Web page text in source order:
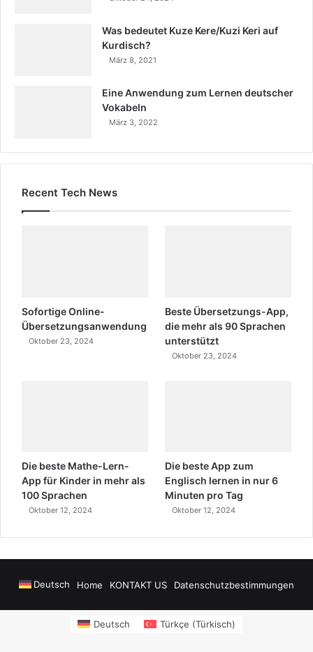
Was bedeutet Kuze Kere/Kuzi Keri auf
Kurdisch?
März 8, 2021
Eine Anwendung zum Lernen deutscher
Vokabeln
März 3, 2022
Recent Tech News
Sofortige Online-
Übersetzungsanwendung
Oktober 23, 2024
Beste Übersetzungs-App,
die mehr als 90 Sprachen
unterstützt
Oktober 23, 2024
Die beste Mathe-Lern-
App für Kinder in mehr als
100 Sprachen
Oktober 12, 2024
Die beste App zum
Englisch lernen in nur 6
Minuten pro Tag
Oktober 12, 2024
Deutsch Home KONTAKT US Datenschutzbestimmungen
Deutsch Türkçe (Türkisch)